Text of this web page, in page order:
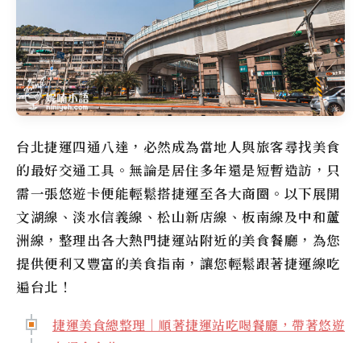
台北捷運四通八達，必然成為當地人與旅客尋找美食
的最好交通工具。無論是居住多年還是短暫造訪，只
需一張悠遊卡便能輕鬆搭捷運至各大商圈。以下展開
文湖線、淡水信義線、松山新店線、板南線及中和蘆
洲線，整理出各大熱門捷運站附近的美食餐廳，為您
提供便利又豐富的美食指南，讓您輕鬆跟著捷運線吃
遍台北！
捷運美食總整理｜順著捷運站吃喝餐廳，帶著悠遊